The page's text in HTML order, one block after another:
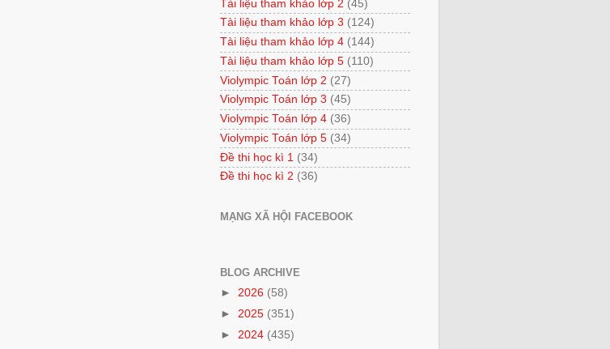
Tài liệu tham khảo lớp 2 (45)
Tài liệu tham khảo lớp 3 (124)
Tài liệu tham khảo lớp 4 (144)
Tài liệu tham khảo lớp 5 (110)
Violympic Toán lớp 2 (27)
Violympic Toán lớp 3 (45)
Violympic Toán lớp 4 (36)
Violympic Toán lớp 5 (34)
Đề thi học kì 1 (34)
Đề thi học kì 2 (36)
MẠNG XÃ HỘI FACEBOOK
BLOG ARCHIVE
► 2026 (58)
► 2025 (351)
► 2024 (435)